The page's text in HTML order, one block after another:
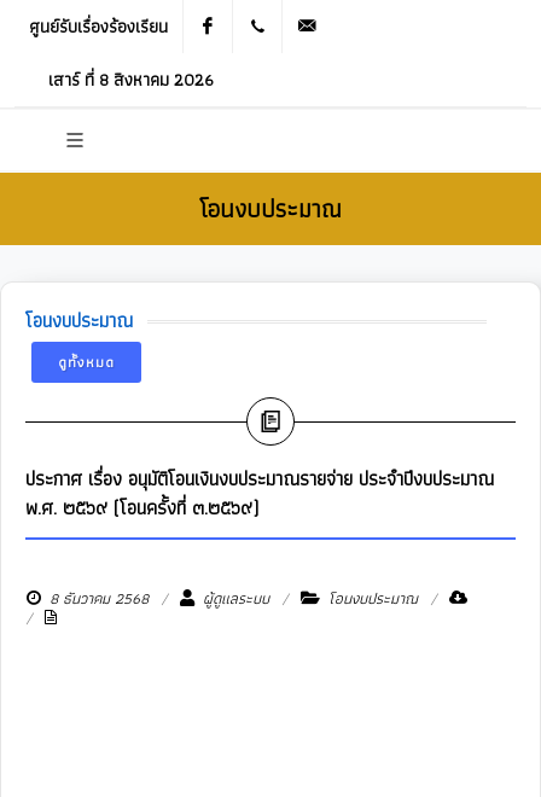
ศูนย์รับเรื่องร้องเรียน Facebook 021905536
เสาร์ ที่ 8 สิงหาคม 2026
โอนงบประมาณ
โอนงบประมาณ
ดูทั้งหมด
ประกาศ เรื่อง อนุมัติโอนเงินงบประมาณรายจ่าย ประจำปีงบประมาณ
พ.ศ. ๒๕๖๙ (โอนครั้งที่ ๓.๒๕๖๙)
8 ธันวาคม 2568 ผู้ดูแลระบบ โอนงบประมาณ